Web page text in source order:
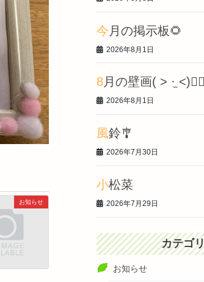
お知らせ
今月の掲示板🌻
2026年8月1日
8月の壁画‎( > ·̫
2026年8月1日
風鈴🎐
2026年7月30日
小松菜
2026年7月29日
カテゴ
お知らせ